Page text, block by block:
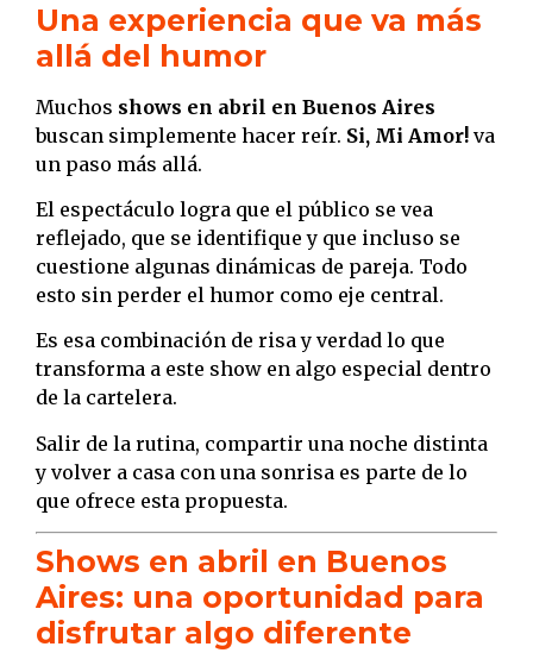
Una experiencia que va más
allá del humor
Muchos shows en abril en Buenos Aires
buscan simplemente hacer reír. Si, Mi Amor! va
un paso más allá.
El espectáculo logra que el público se vea
reflejado, que se identifique y que incluso se
cuestione algunas dinámicas de pareja. Todo
esto sin perder el humor como eje central.
Es esa combinación de risa y verdad lo que
transforma a este show en algo especial dentro
de la cartelera.
Salir de la rutina, compartir una noche distinta
y volver a casa con una sonrisa es parte de lo
que ofrece esta propuesta.
Shows en abril en Buenos
Aires: una oportunidad para
disfrutar algo diferente